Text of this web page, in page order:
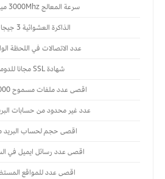
سرعة المعالج 3000Mhz ميجا هيرتز
الذاكرة العشوائية 3 جيجا بايت
عدد الاتصالات في اللحظة
شهادة SSL مجانا للدومين
اقصى عدد ملفات مسموح 200000 ملف
عدد غير محدود من حسابات
اقصى حجم لحساب البريد
اقصى عدد رسائل ايميل في
اقصى عدد للمواقع